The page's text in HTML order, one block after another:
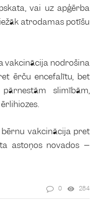
vai uz apģērba
atrodamas potīšu
vakcinācija nodrošina
ērču encefalītu, bet
slimībām,
vakcinācija pret
astoņos novados –
0 284